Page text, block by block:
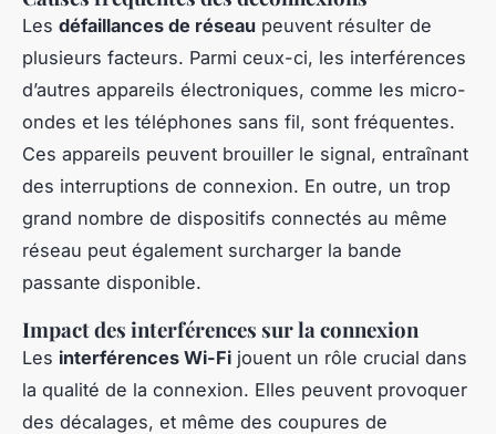
Les défaillances de réseau peuvent résulter de
plusieurs facteurs. Parmi ceux-ci, les interférences
d’autres appareils électroniques, comme les micro-
ondes et les téléphones sans fil, sont fréquentes.
Ces appareils peuvent brouiller le signal, entraînant
des interruptions de connexion. En outre, un trop
grand nombre de dispositifs connectés au même
réseau peut également surcharger la bande
passante disponible.
Impact des interférences sur la connexion
Les interférences Wi-Fi jouent un rôle crucial dans
la qualité de la connexion. Elles peuvent provoquer
des décalages, et même des coupures de